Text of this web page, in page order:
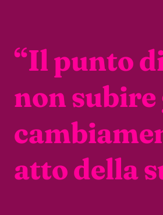
“Il punto
non
atto della